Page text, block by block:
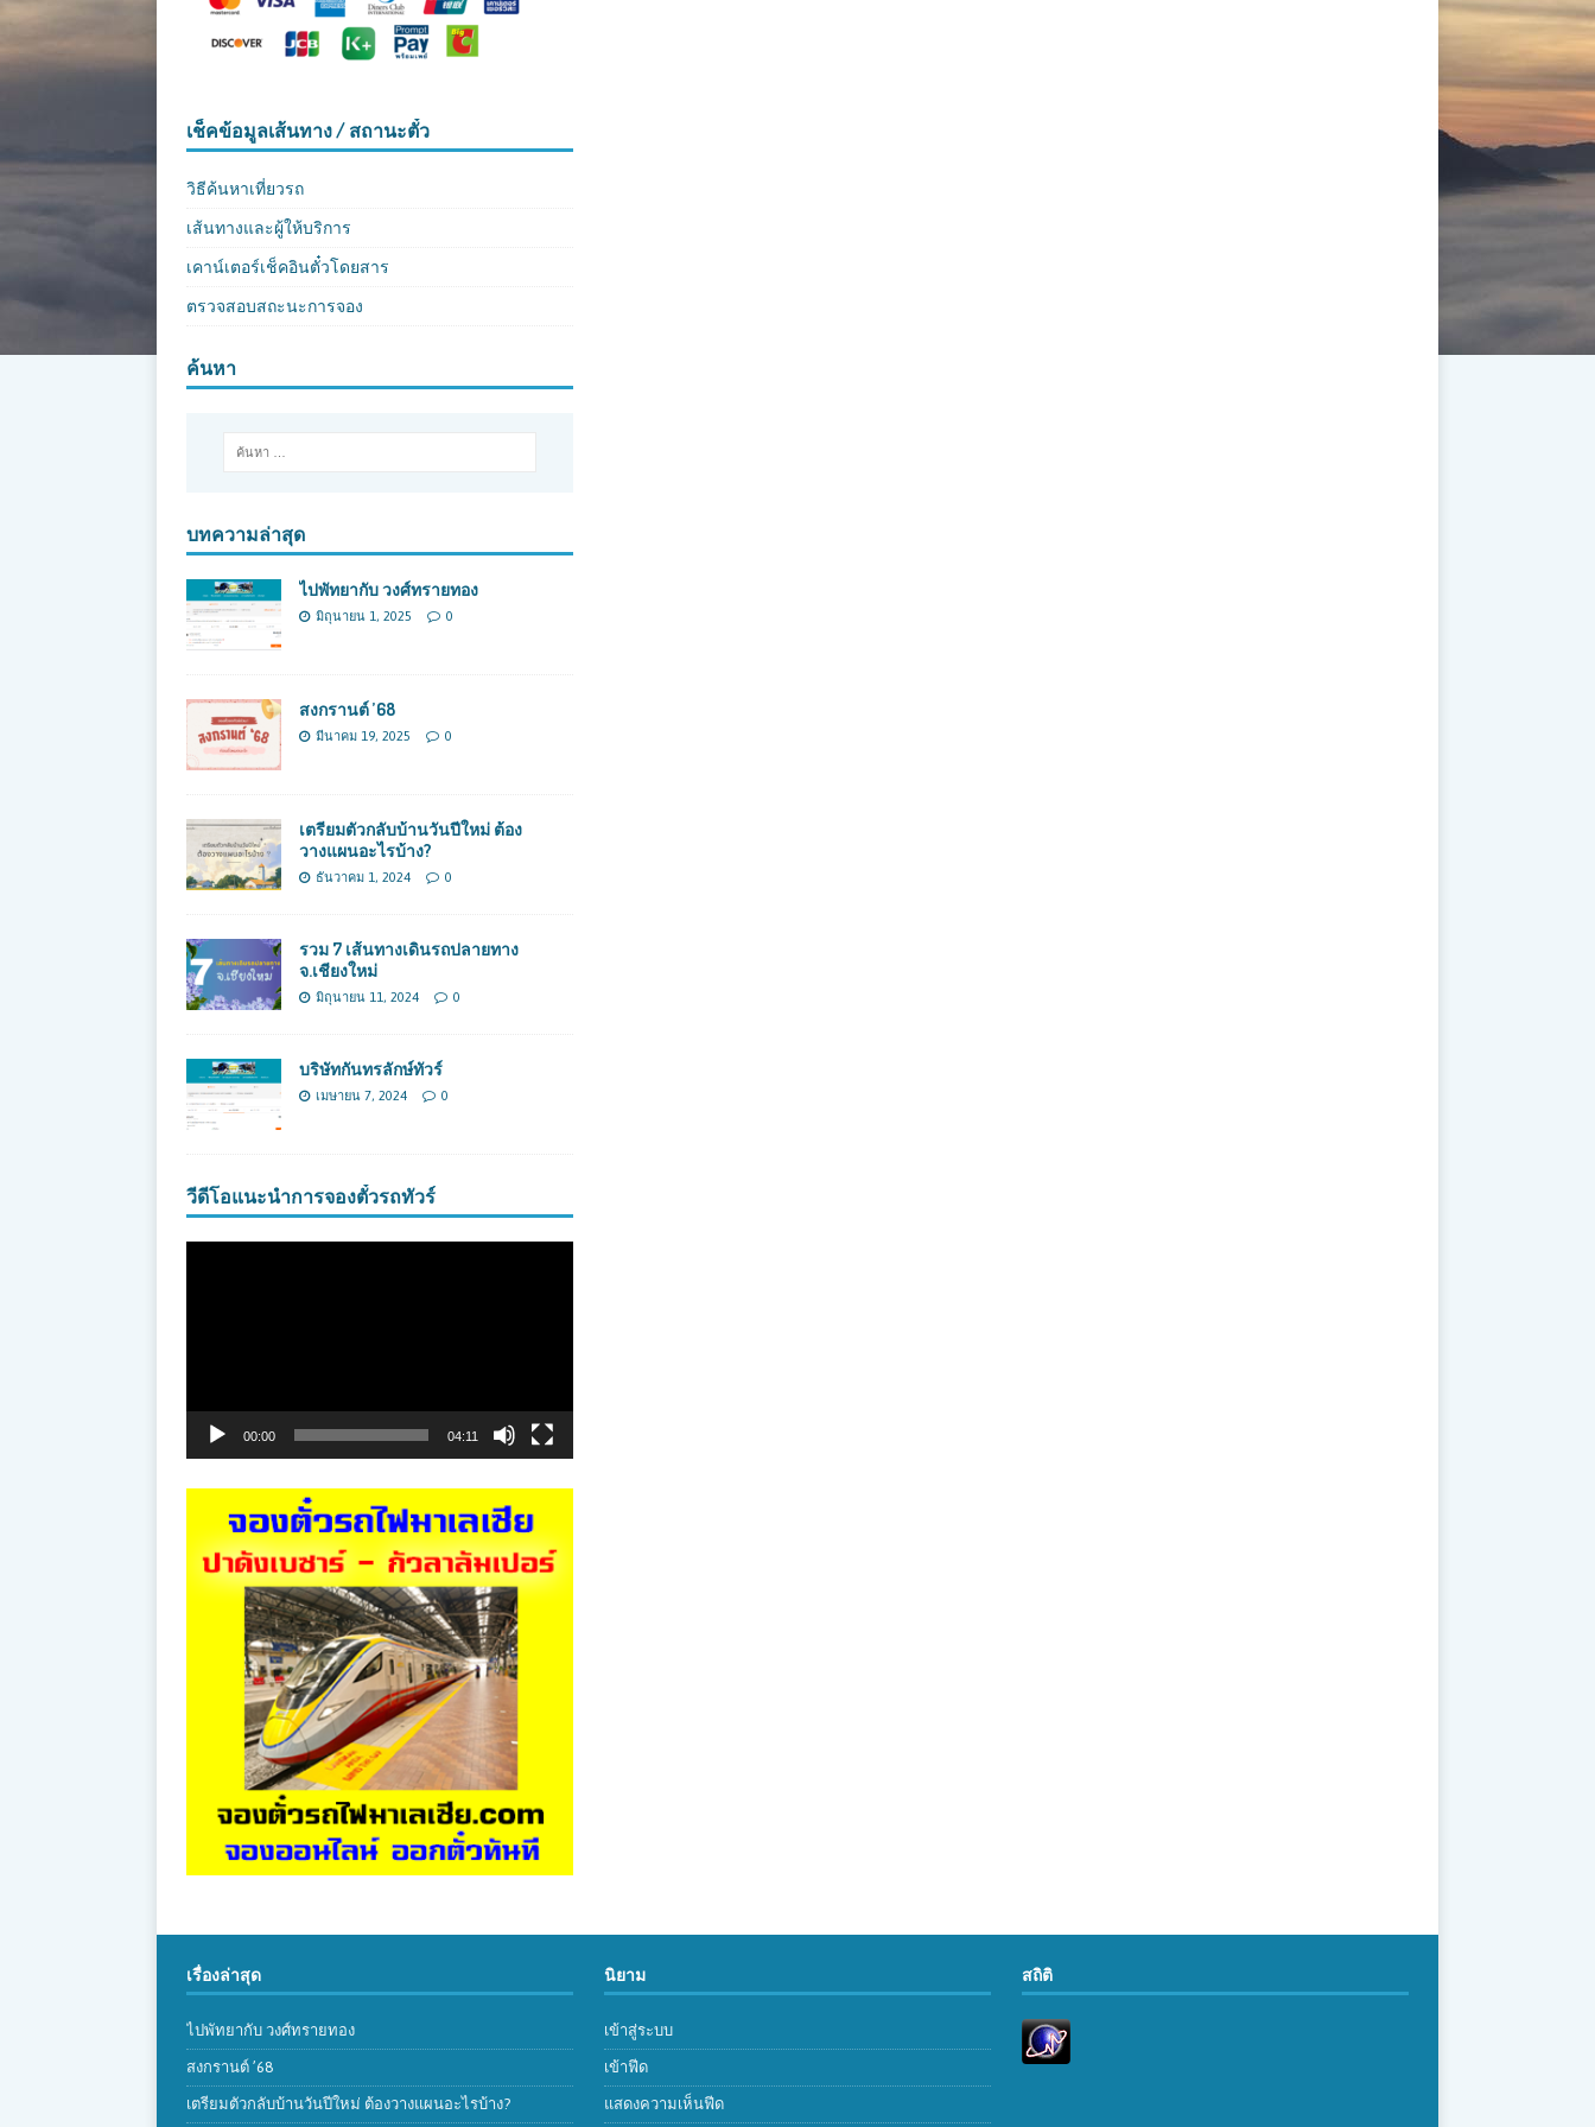
เช็คข้อมูลเส้นทาง / สถานะตั๋ว
วิธีค้นหาเที่ยวรถ
เส้นทางและผู้ให้บริการ
เคาน์เตอร์เช็คอินตั๋วโดยสาร
ตรวจสอบสถะนะการจอง
ค้นหา
บทความล่าสุด
ไปพัทยากับ วงศ์ทรายทอง
มิถุนายน 1, 2025 0
สงกรานต์ ’68
มีนาคม 19, 2025 0
เตรียมตัวกลับบ้านวันปีใหม่ ต้อง
วางแผนอะไรบ้าง?
ธันวาคม 1, 2024 0
รวม 7 เส้นทางเดินรถปลายทาง
จ.เชียงใหม่
มิถุนายน 11, 2024 0
บริษัทกันทรลักษ์ทัวร์
เมษายน 7, 2024 0
วีดีโอแนะนำการจองตั๋วรถทัวร์
00:00 04:11
เรื่องล่าสุด
ไปพัทยากับ วงศ์ทรายทอง
สงกรานต์ ’68
เตรียมตัวกลับบ้านวันปีใหม่ ต้องวางแผนอะไรบ้าง?
นิยาม
เข้าสู่ระบบ
เข้าฟีด
แสดงความเห็นฟีด
สถิติ